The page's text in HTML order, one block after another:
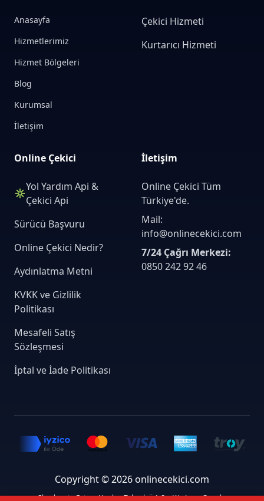
Anasayfa
Hizmetlerimiz
Hizmet Bölgeleri
Blog
Kurumsal
İletişim
Çekici Hizmeti
Kurtarıcı Hizmeti
Online Çekici
Yol Yardım Api &
Çekici Api
Sürücü Başvuru
Online Çekici Nedir?
Aydınlatma Metni
KVKK ve Gizlilik
Politikası
Mesafeli Satış
Sözleşmesi
İptal ve İade Politikası
İletişim
Online Çekici Tüm
Türkiye'de.
Mail:
info@onlinecekici.com
7/24 Çağrı Merkezi:
0850 242 92 46
Copyright © 2026 onlinecekici.com
Checkmate Future Yazılım Teknoloji A.Ş. - We Love Google.